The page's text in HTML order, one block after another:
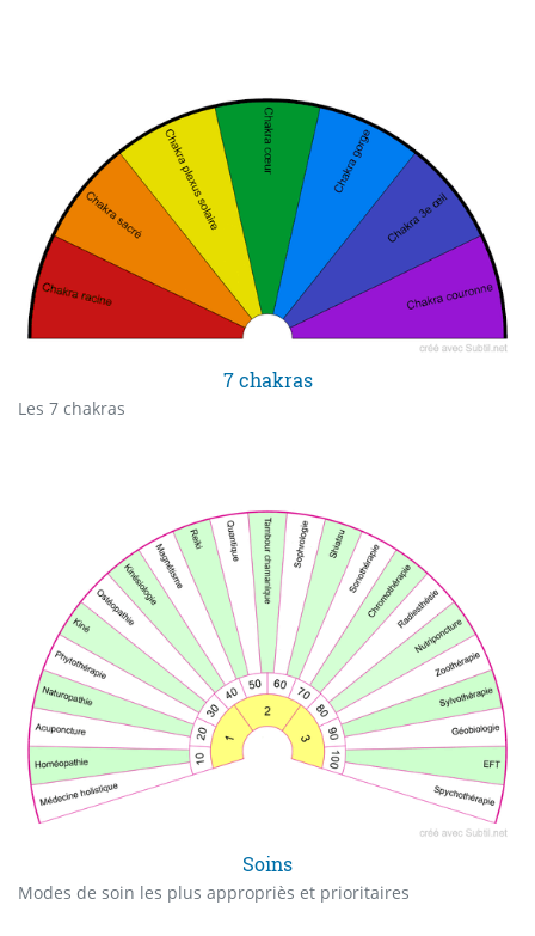
7 chakras
Les 7 chakras
Soins
Modes de soin les plus appropriès et prioritaires